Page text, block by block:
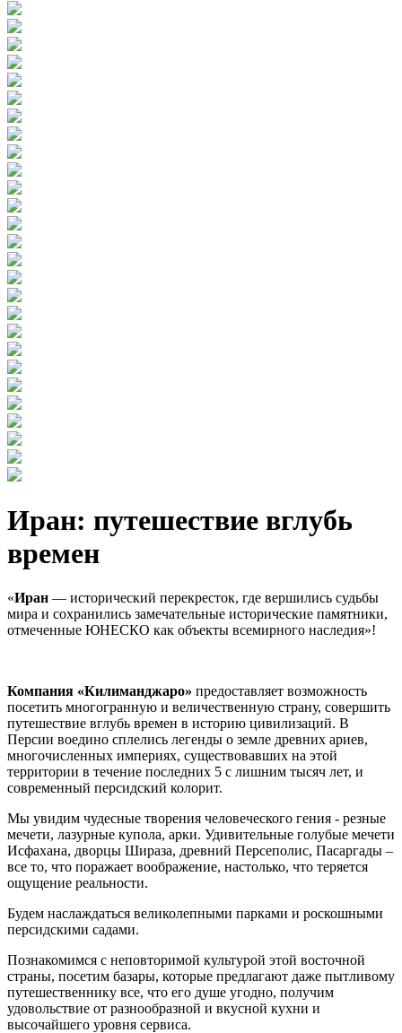
Иран: путешествие вглубь
времен
«Иран — исторический перекресток, где вершились судьбы
мира и сохранились замечательные исторические памятники,
отмеченные ЮНЕСКО как объекты всемирного наследия»!
Компания «Килиманджаро» предоставляет возможность
посетить многогранную и величественную страну, совершить
путешествие вглубь времен в историю цивилизаций. В
Персии воедино сплелись легенды о земле древних ариев,
многочисленных империях, существовавших на этой
территории в течение последних 5 с лишним тысяч лет, и
современный персидский колорит.
Мы увидим чудесные творения человеческого гения - резные
мечети, лазурные купола, арки. Удивительные голубые мечети
Исфахана, дворцы Шираза, древний Персеполис, Пасаргады –
все то, что поражает воображение, настолько, что теряется
ощущение реальности.
Будем наслаждаться великолепными парками и роскошными
персидскими садами.
Познакомимся с неповторимой культурой этой восточной
страны, посетим базары, которые предлагают даже пытливому
путешественнику все, что его душе угодно, получим
удовольствие от разнообразной и вкусной кухни и
высочайшего уровня сервиса.